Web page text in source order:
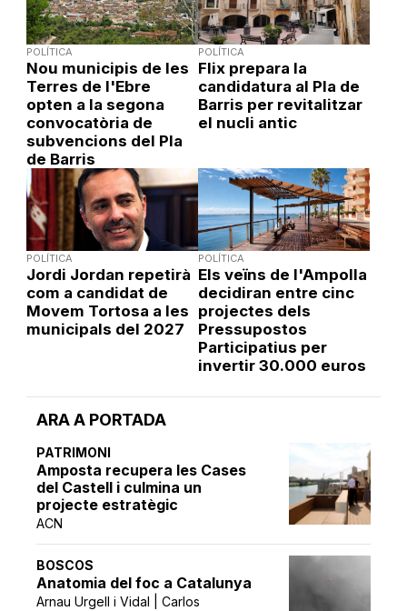
ARA A PORTADA
PATRIMONI
Amposta recupera les Cases
del Castell i culmina un
projecte estratègic
ACN
BOSCOS
Anatomia del foc a Catalunya
Arnau Urgell i Vidal | Carlos
POLÍTICA
Nou municipis de les
Terres de l'Ebre
opten a la segona
convocatòria de
subvencions del Pla
de Barris
POLÍTICA
Flix prepara la
candidatura al Pla de
Barris per revitalitzar
el nucli antic
POLÍTICA
Jordi Jordan repetirà
com a candidat de
Movem Tortosa a les
municipals del 2027
POLÍTICA
Els veïns de l'Ampolla
decidiran entre cinc
projectes dels
Pressupostos
Participatius per
invertir 30.000 euros